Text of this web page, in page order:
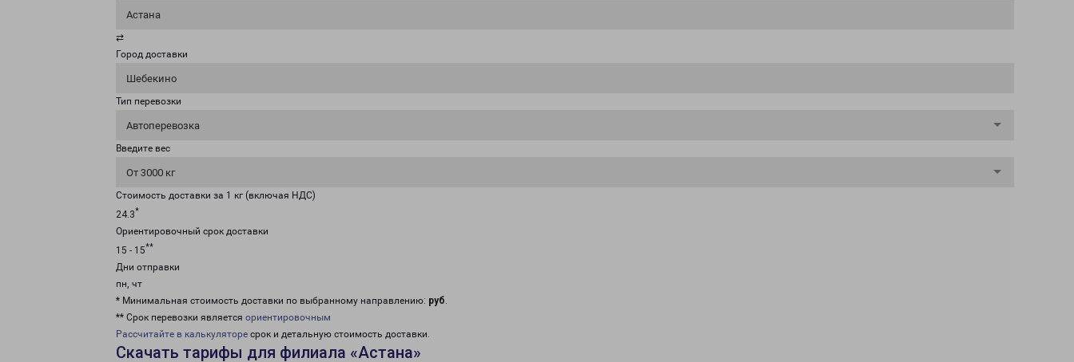
Астана
⇄
Город доставки
Шебекино
Тип перевозки
Автоперевозка
Введите вес
От 3000 кг
Стоимость доставки за 1 кг (включая НДС)
24.3*
Ориентировочный срок доставки
15 - 15**
Дни отправки
пн, чт
* Минимальная стоимость доставки по выбранному направлению: руб.
** Срок перевозки является ориентировочным
Рассчитайте в калькуляторе срок и детальную стоимость доставки.
Скачать тарифы для филиала «Астана»